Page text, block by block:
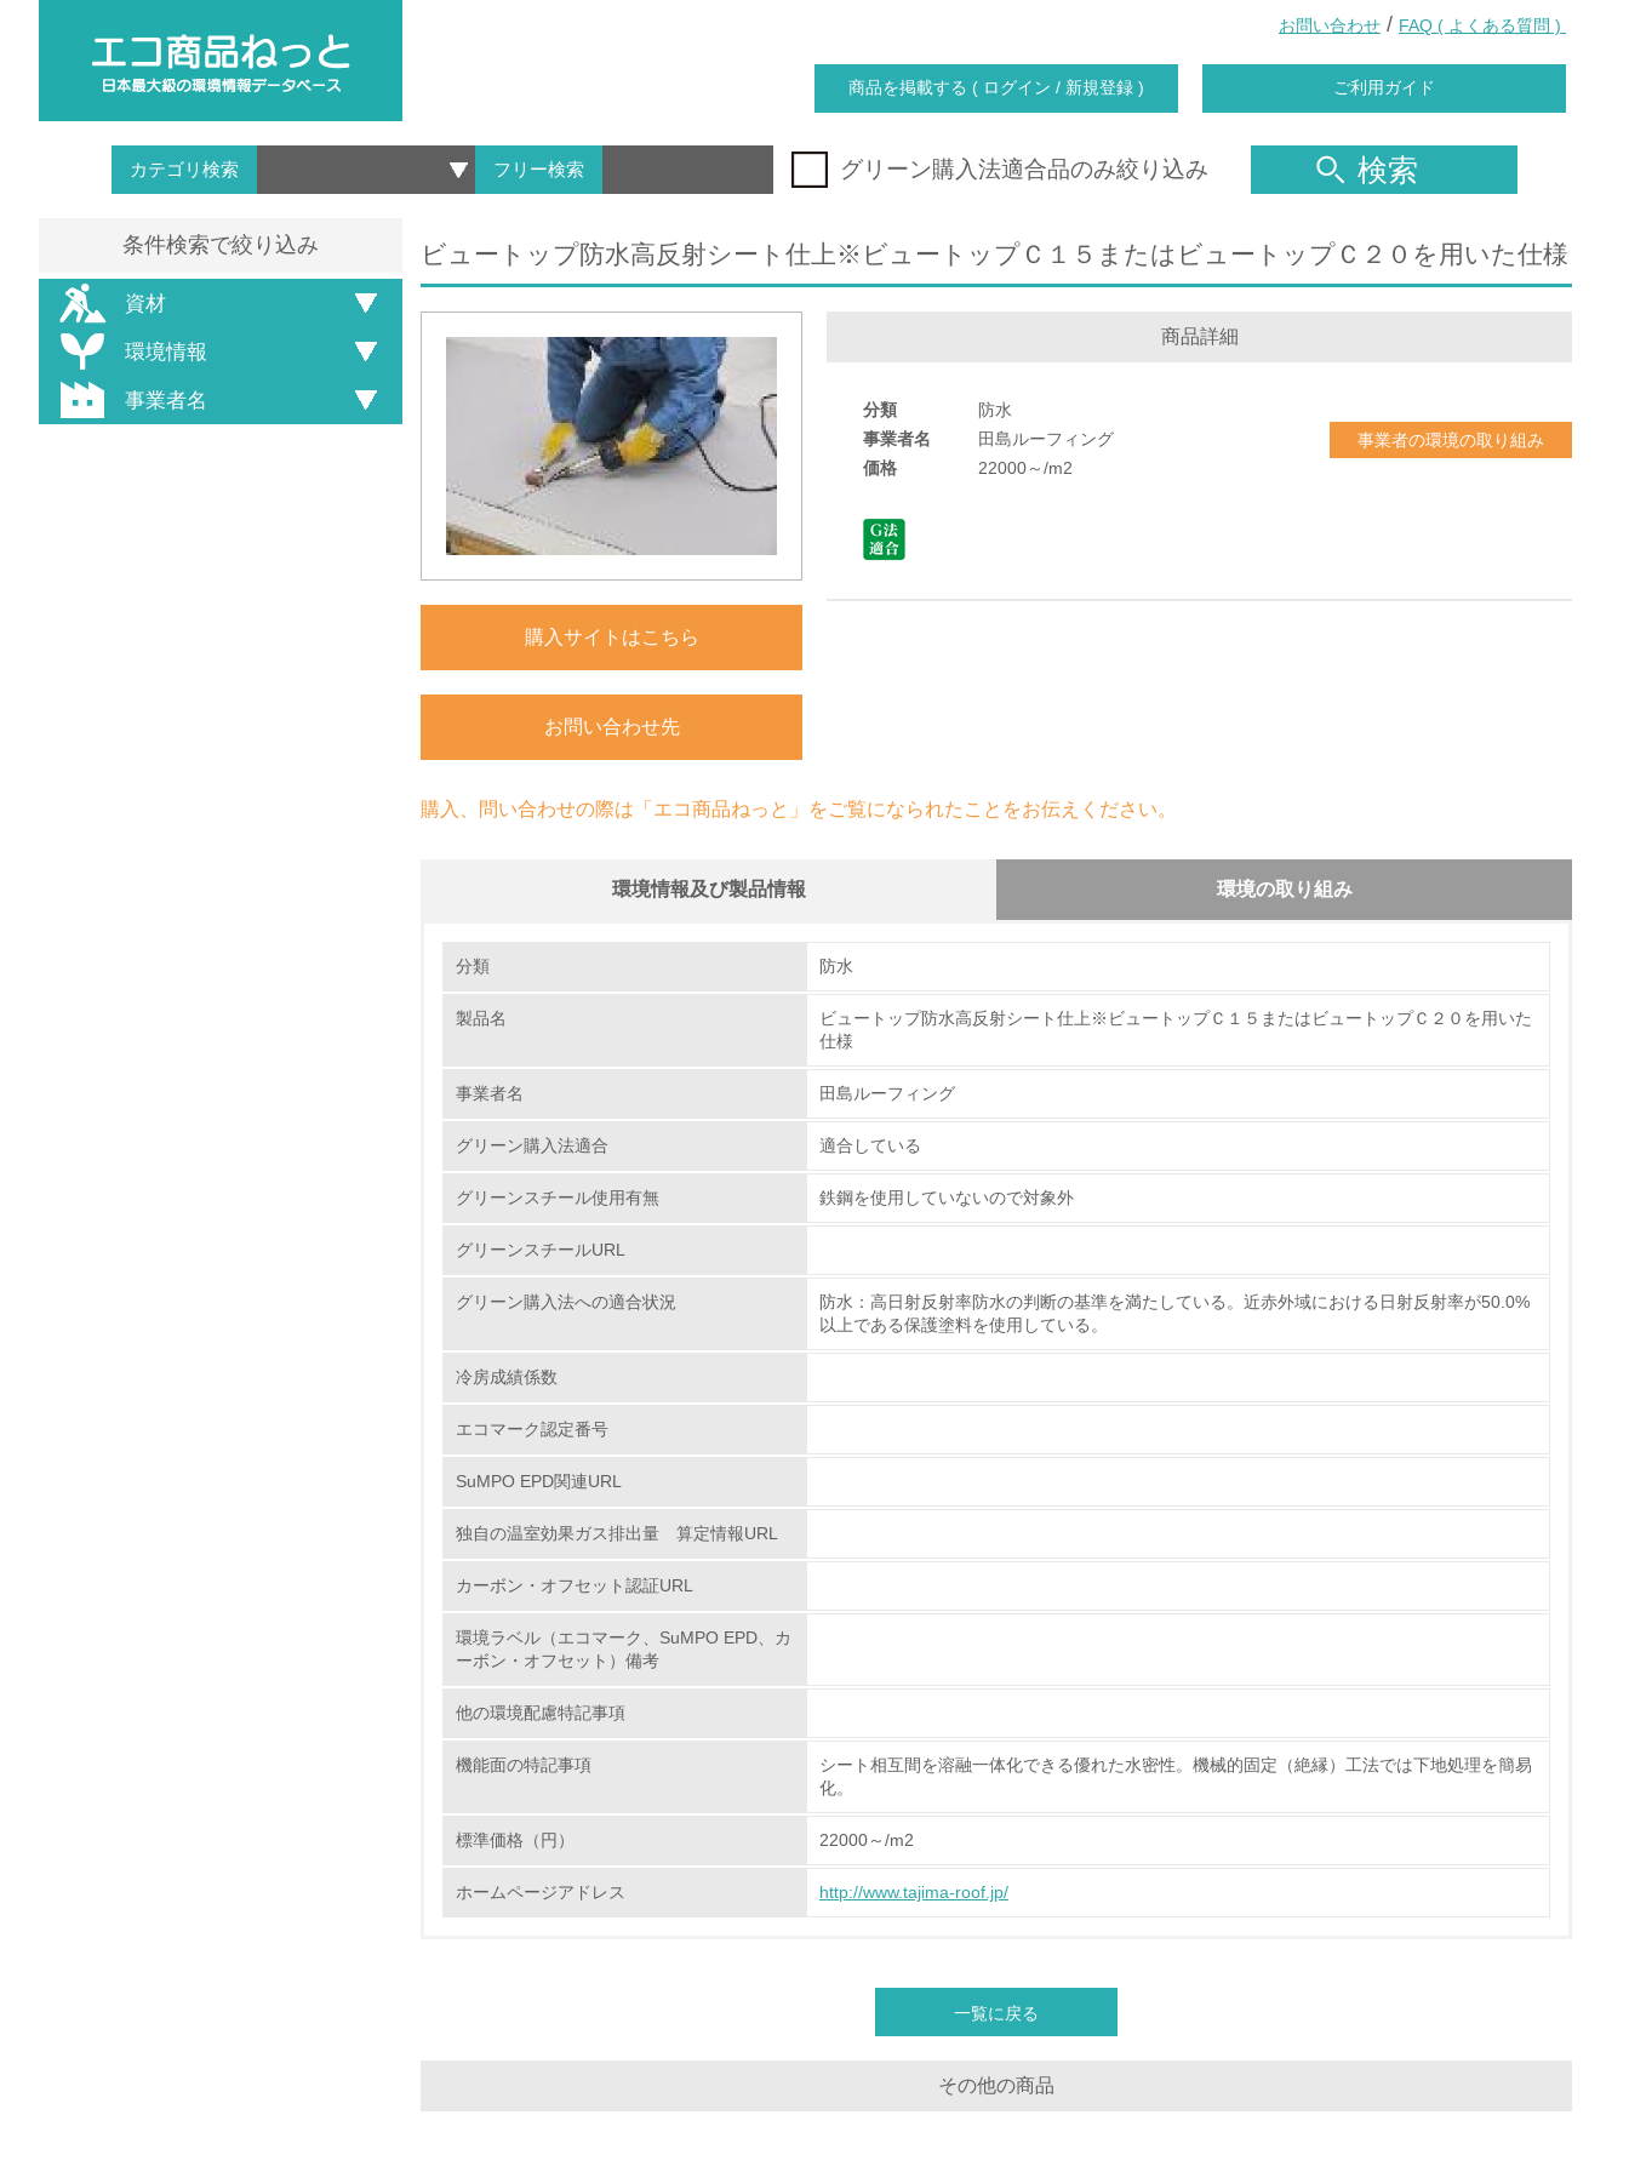
お問い合わせ / FAQ ( よくある質問 )
商品を掲載する ( ログイン / 新規登録 ) ご利用ガイド
カテゴリ検索 フリー検索 グリーン購入法適合品のみ絞り込み 検索
条件検索で絞り込み
資材
環境情報
事業者名
ビュートップ防水高反射シート仕上※ビュートップＣ１５またはビュートップＣ２０を用いた仕様
購入サイトはこちら
お問い合わせ先
商品詳細
分類
防水
事業者名
田島ルーフィング
価格
22000～/m2
事業者の環境の取り組み
購入、問い合わせの際は「エコ商品ねっと」をご覧になられたことをお伝えください。
環境情報及び製品情報 環境の取り組み
1.環境取り組み体制
1. 環境方針を持っている
2. 環境対応の責任体制を定めている
3. 環境問題に関する従業員教育を行っている
5. 環境取り組み体制と成果を定期的に検証して次の活動に活かしている
6. 従業員が環境方針に基づいて自分の業務の中で行うべき環境対策を理解し、実践している
7.
第三者認証を取得している
2.環境への取り組み
No. チェック項目 チェック
9. <L1> 資源（投入原料、水等）とエネルギー（電力、重油、ガス）の使用量削減の取り組みを行っている
環境配慮型製品・サービスの製造・販売
<L1> 環境配慮型製品・サービスの製造・販売を積極的に行っている
分類 防水
製品名
ビュートップ防水高反射シート仕上※ビュートップＣ１５またはビュートップＣ２０を用いた
仕様
事業者名 田島ルーフィング
グリーン購入法適合 適合している
グリーンスチール使用有無 鉄鋼を使用していないので対象外
グリーンスチールURL
グリーン購入法への適合状況
防水：高日射反射率防水の判断の基準を満たしている。近赤外域における日射反射率が50.0%
以上である保護塗料を使用している。
冷房成績係数
エコマーク認定番号
SuMPO EPD関連URL
独自の温室効果ガス排出量 算定情報URL
カーボン・オフセット認証URL
環境ラベル（エコマーク、SuMPO EPD、カ
ーボン・オフセット）備考
他の環境配慮特記事項
機能面の特記事項
シート相互間を溶融一体化できる優れた水密性。機械的固定（絶縁）工法では下地処理を簡易
化。
標準価格（円） 22000～/m2
ホームページアドレス http://www.tajima-roof.jp/
一覧に戻る
その他の商品